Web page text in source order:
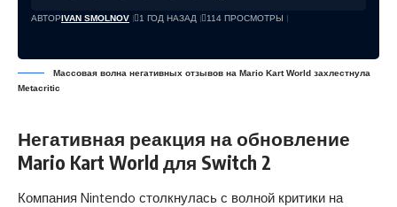
АВТОРIVAN SMOLNOV 1 ГОД НАЗАД 114 ПРОСМОТРЫ
Массовая волна негативных отзывов на Mario Kart World захлестнула
Metacritic
Негативная реакция на обновление
Mario Kart World для Switch 2
Компания Nintendo столкнулась с волной критики на